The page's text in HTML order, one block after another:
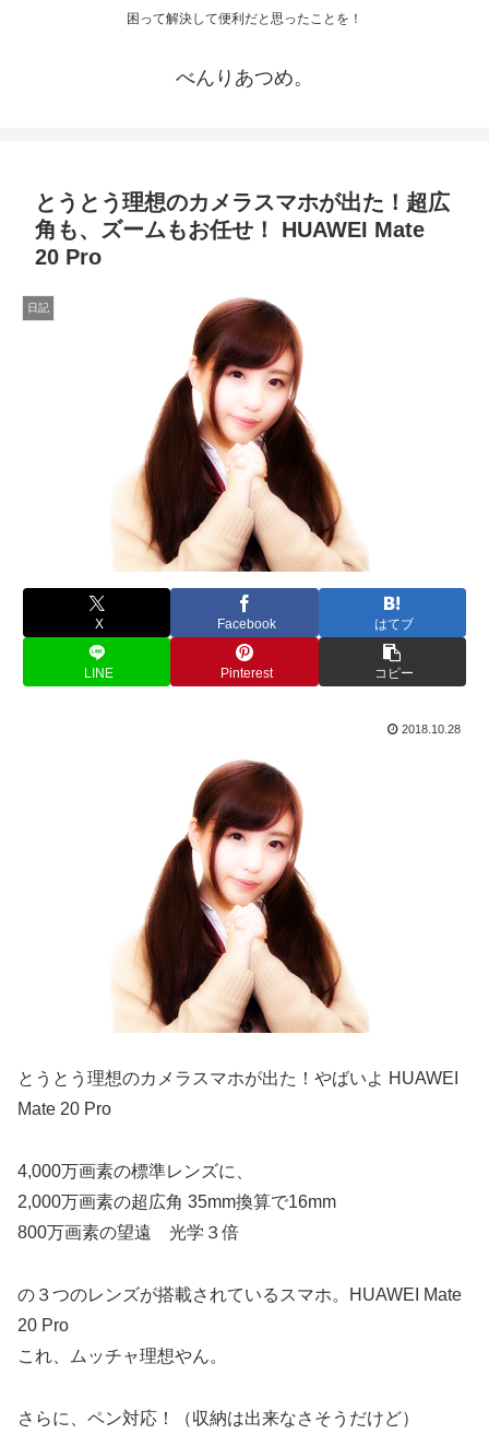
困って解決して便利だと思ったことを！
べんりあつめ。
とうとう理想のカメラスマホが出た！超広
角も、ズームもお任せ！ HUAWEI Mate
20 Pro
日記
X Facebook はてブ
LINE Pinterest コピー
2018.10.28
とうとう理想のカメラスマホが出た！やばいよ HUAWEI
Mate 20 Pro
4,000万画素の標準レンズに、
2,000万画素の超広角 35mm換算で16mm
800万画素の望遠 光学３倍
の３つのレンズが搭載されているスマホ。HUAWEI Mate
20 Pro
これ、ムッチャ理想やん。
さらに、ペン対応！（収納は出来なさそうだけど）